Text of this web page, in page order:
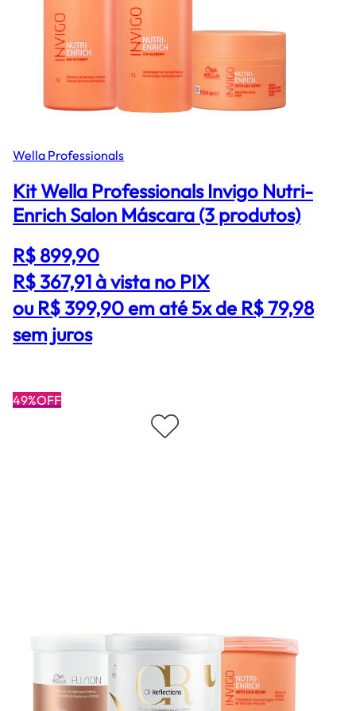
Wella Professionals
Kit Wella Professionals Invigo Nutri-
Enrich Salon Máscara (3 produtos)
R$ 899,90
R$ 367,91à vista no PIX
ou R$ 399,90 em até 5x de R$ 79,98
sem juros
49%OFF